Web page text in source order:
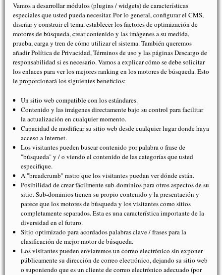
Vamos a desarrollar módulos (plugins / widgets) de características
especiales que usted pueda necesitar. Por lo general, configurar el CMS,
diseñar y construir el tema, establecer los factores de optimización de
motores de búsqueda, crear contenido y las imágenes a su medida,
prueba, carga y tren de cómo utilizar el sistema. También queremos
añadir Política de Privacidad, Términos de uso y las páginas Descargo de
responsabilidad si es necesario. Vamos a explicar cómo se debe solicitar
los enlaces para ver los mejores ranking en los motores de búsqueda. Esto
le proporcionará los siguientes beneficios:
Un sitio web compatible con los estándares.
Contenido y las imágenes directamente bajo su control para facilitar
la actualización en cualquier momento.
Capacidad de modificar su sitio web desde cualquier lugar donde haya
acceso a Internet.
Los visitantes pueden buscar contenido por palabra o frase de
"búsqueda" y / o viendo el contenido de las categorías que usted
especifique.
A "breadcrumb" rastro que los visitantes puedan ver dónde están.
Posibilidad de crear fácilmente sub-dominios para otros aspectos de su
sitio. Sub-dominios tienen su propio contenido y la presentación y
parece que los motores de búsqueda y los visitantes como sitios
completamente separados. Esta es una característica importante de la
diversidad en el futuro.
Sitio optimizado para acordados palabras clave / frases para la
clasificación de mejor motor de búsqueda.
Los visitantes pueden enviaremos un correo electrónico sin exponer
públicamente su dirección de correo electrónico, dejando su sitio web
o suponiendo que es un cliente de correo electrónico adecuado (por